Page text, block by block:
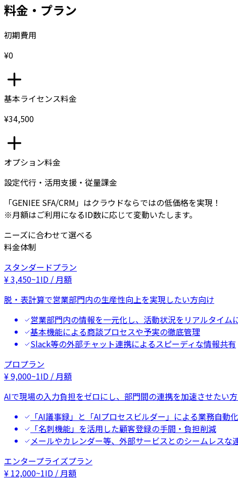
料金・プラン
初期費用
¥0
基本ライセンス料金
¥34,500
オプション料金
設定代行・活用支援・従量課金
「GENIEE SFA/CRM」はクラウドならではの低価格を実現！
※月額はご利用になるID数に応じて変動いたします。
ニーズに合わせて選べる
料金体制
スタンダードプラン
¥3,450~1ID / 月額
脱・表計算で営業部門内の生産性向上を実現したい方向け
営業部門内の情報を一元化し、活動状況をリアルタイム
基本機能による商談プロセスや予実の徹底管理
Slack等の外部チャット連携によるスピーディな情報共有
プロプラン
¥9,000~1ID / 月額
AIで現場の入力負担をゼロにし、部門間の連携を加速させたい
「AI議事録」と「AIプロセスビルダー」による業務自動化
「名刺機能」を活用した顧客登録の手間・負担削減
メールやカレンダー等、外部サービスとのシームレスな
エンタープライズプラン
¥ 12,000~1ID / 月額